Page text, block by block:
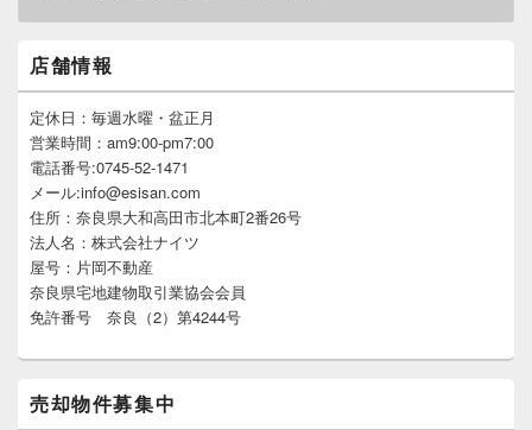
イ
ン
サ
イ
ー
ウ
ィ
ェ
ッ
ト
ア
店舗情報
定休日：毎週水曜・盆正月
営業時間：am9:00-pm7:00
電話番号:0745-52-1471
メール:info@esisan.com
住所：奈良県大和高田市北本町2番26号
法人名：株式会社ナイツ
屋号：片岡不動産
奈良県宅地建物取引業協会会員
免許番号 奈良（2）第4244号
売却物件募集中